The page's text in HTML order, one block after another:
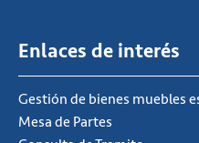
Enlaces de interés
Gestión de bienes muebles
Mesa de Partes